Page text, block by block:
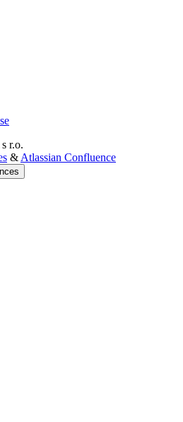
r.o.
&Atlassian Confluence